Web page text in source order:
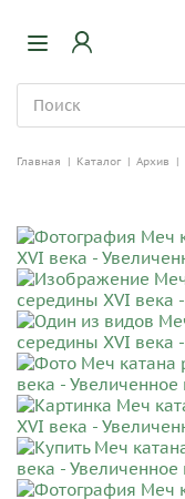
Главная | Каталог | Архив |